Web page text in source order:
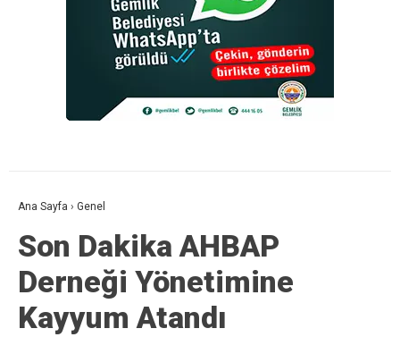
Ana Sayfa › Genel
Son Dakika AHBAP
Derneği Yönetimine
Kayyum Atandı